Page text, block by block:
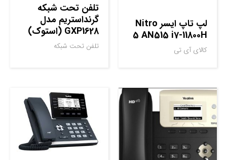
لپ تاپ ایسر Nitro
5 AN515 i7-11800H
کالای آی تی
تلفن تحت شبکه
گرنداستریم مدل
GXP1628 (استوک)
تلفن تحت شبکه